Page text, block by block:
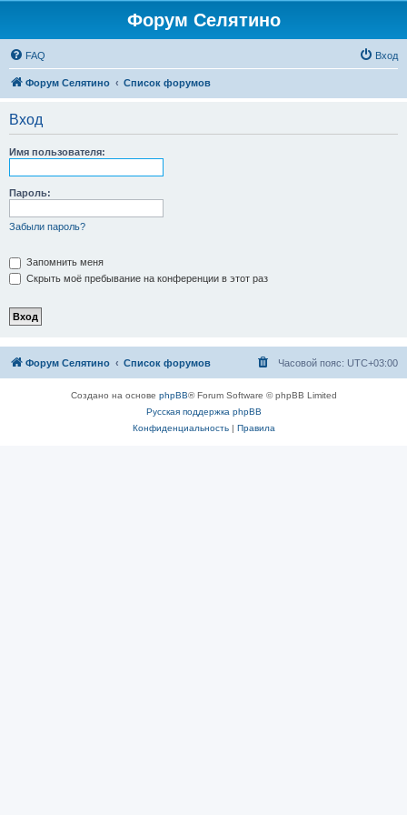
Форум Селятино
FAQ Вход
Форум Селятино Список форумов
Вход
Имя пользователя:
Пароль:
Забыли пароль?
Запомнить меня
Скрыть моё пребывание на конференции в этот раз
Форум Селятино Список форумов Часовой пояс: UTC+03:00
Создано на основе phpBB® Forum Software © phpBB Limited
Русская поддержка phpBB
Конфиденциальность| Правила